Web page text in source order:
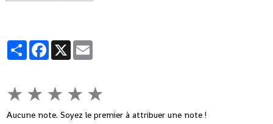
PartagerFacebook
X
★ ★ ★ ★ ★
Aucune note. Soyez le premier à attribuer une note !